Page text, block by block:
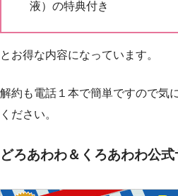
液）の特典付き
とお得な内容になっています。
解約も電話１本で簡単ですので気
ください。
どろあわわ＆くろあわわ公